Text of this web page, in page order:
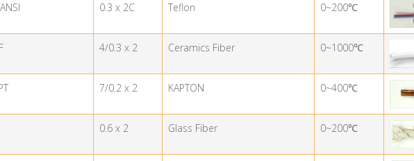
0.3 x 2C Teflon 0~200℃
4/0.3 x 2 Ceramics Fiber 0~1000℃
7/0.2 x 2 KAPTON 0~400℃
0.6 x 2 Glass Fiber 0~200℃